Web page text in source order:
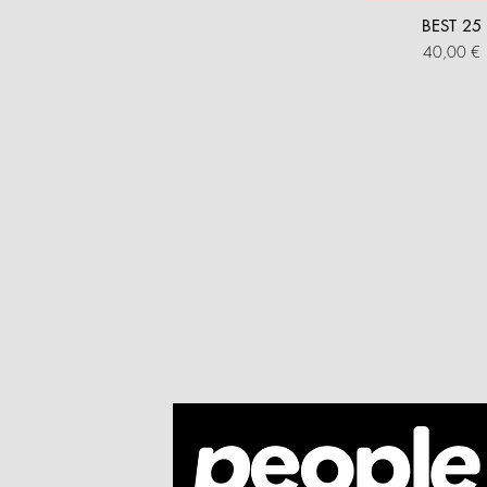
BEST 25
Prezzo
40,00 €